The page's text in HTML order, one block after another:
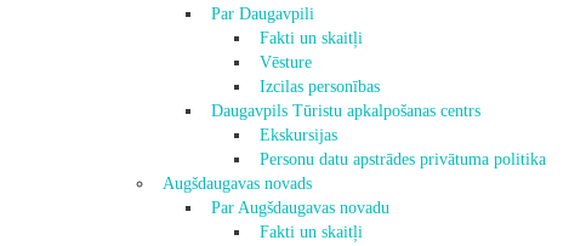
Par Daugavpili
Fakti un skaitļi
Vēsture
Izcilas personības
Daugavpils Tūristu apkalpošanas centrs
Ekskursijas
Personu datu apstrādes privātuma politika
Augšdaugavas novads
Par Augšdaugavas novadu
Fakti un skaitļi